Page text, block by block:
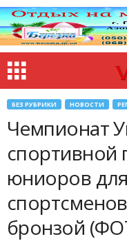
БЕЗ РУБРИКИ НОВОСТИ
Чемпионат
спортивной
юниоров
бронзой